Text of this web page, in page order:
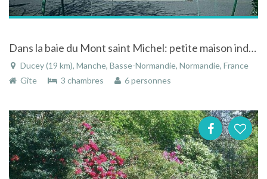
Dans la baie du Mont saint Michel: petite maison individuelle,
Ducey (19 km), Manche, Basse-Normandie, Normandie, France
Gîte
3 chambres 6 personnes